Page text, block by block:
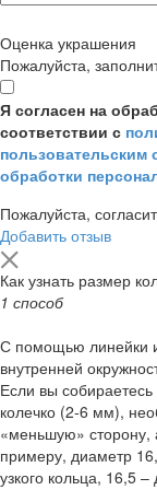
Оценка украшения
Пожалуйста,
Я согласен на
соответствии с
пользовательским
обработки
Пожалуйста,
Добавить отзыв
Как узнать размер
1 способ
С помощью линейки
внутренней
Если вы
колечко (2-6 мм),
«меньшую»
примеру, диаметр
узкого кольца, 16,5